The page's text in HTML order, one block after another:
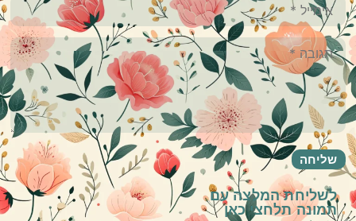
לשליחת המלצה עם
תמונהתלחצי כאן